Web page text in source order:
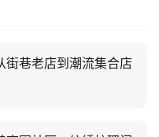
街巷老店到潮流集合店